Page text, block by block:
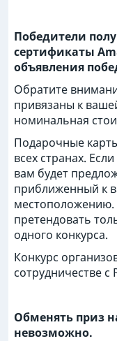
Победители
сертификаты
объявления
Обратите
привязаны к
номинальная
Подарочные
всех странах.
вам будет
приближенный к
претендовать
одного конкурса.
Конкурс
сотрудничестве с
Обменять приз
невозможно.